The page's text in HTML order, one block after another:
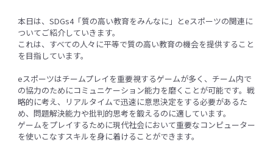
本日は、SDGs4「質の高い教育をみんなに」とeスポーツの関連に
ついてご紹介していきます。
これは、すべての人々に平等で質の高い教育の機会を提供すること
を目指しています。
eスポーツはチームプレイを重要視するゲームが多く、チーム内で
の協力のためにコミュニケーション能力を磨くことが可能です。戦
略的に考え、リアルタイムで迅速に意思決定をする必要があるた
め、問題解決能力や批判的思考を鍛えるのに適しています。
ゲームをプレイするために現代社会において重要なコンピューター
を使いこなすスキルを身に着けることができます。